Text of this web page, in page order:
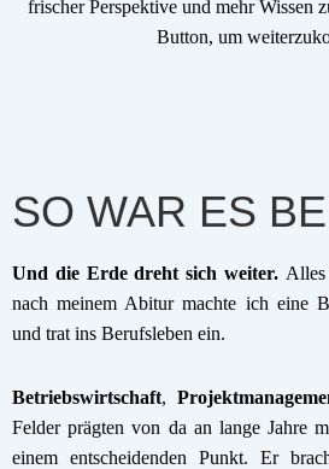
frischerPerspektiveund mehr Wissen
Button, um
SO WAR ES
Und die Erde dreht sich weiter.
nach meinem Abitur machte ich eine
und trat ins Berufsleben ein.
Betriebswirtschaft,
Felder prägten von da an lange Jahre
einem entscheidenden Punkt. Er